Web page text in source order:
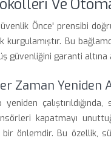
Ve
Önce' prensibi
kurgulamıştır. Bu
güvenliğini garanti
Zaman Yeniden
kapatmayı
önlemdir. Bu özellik,